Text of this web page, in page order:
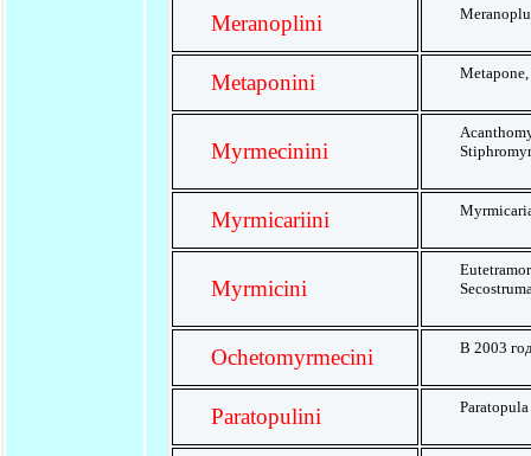
Meranoplini
Metaponini
Myrmecinini
Myrmicariini
Myrmicini
Ochetomyrmecini В 2003
Paratopulini Paratopula